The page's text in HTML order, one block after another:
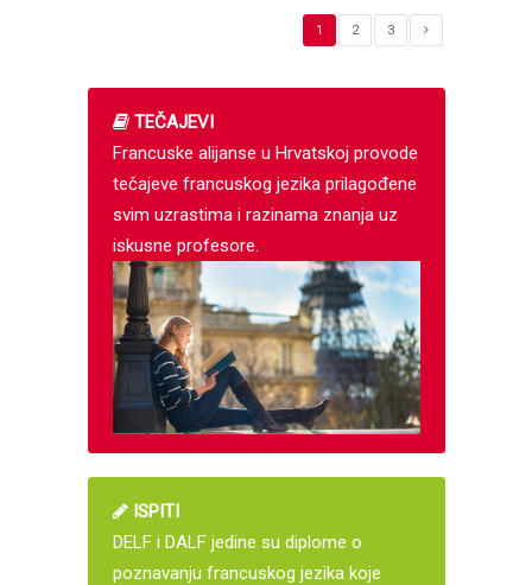
1 2 3
TEČAJEVI
Francuske alijanse u Hrvatskoj provode
tečajeve francuskog jezika prilagođene
svim uzrastima i razinama znanja uz
iskusne profesore.
ISPITI
DELF i DALF jedine su diplome o
poznavanju francuskog jezika koje